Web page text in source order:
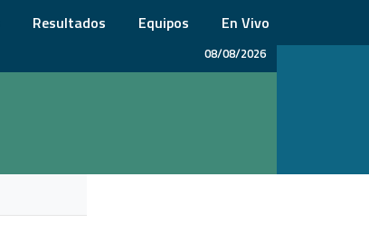
Resultados Equipos En Vivo
08/08/2026